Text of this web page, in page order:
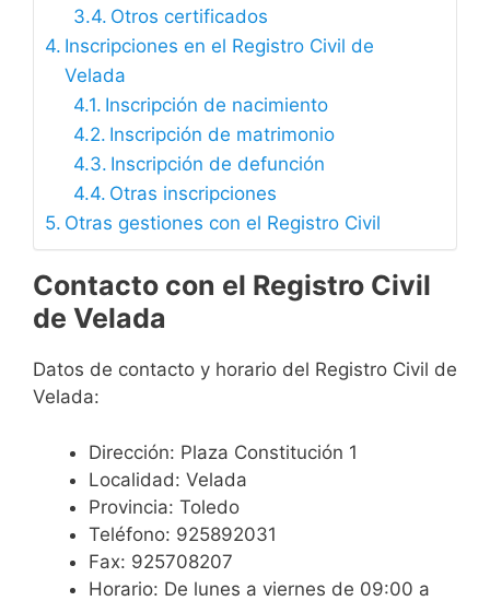
Otros certificados
Inscripciones en el Registro Civil de
Velada
Inscripción de nacimiento
Inscripción de matrimonio
Inscripción de defunción
Otras inscripciones
Otras gestiones con el Registro Civil
Contacto con el Registro Civil
de Velada
Datos de contacto y horario del Registro Civil de
Velada:
Dirección: Plaza Constitución 1
Localidad: Velada
Provincia: Toledo
Teléfono: 925892031
Fax: 925708207
Horario: De lunes a viernes de 09:00 a